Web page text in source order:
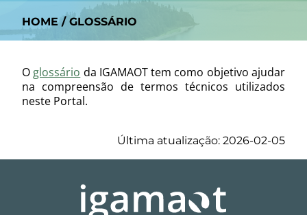
HOME / GLOSSÁRIO
O glossário da IGAMAOT tem como objetivo ajudar
na compreensão de termos técnicos utilizados
neste Portal.
Última atualização: 2026-02-05